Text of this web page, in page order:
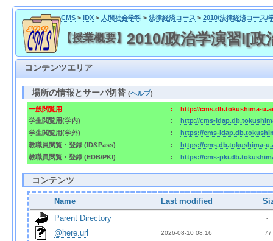
CMS> IDX> 人間社会学科> 法律経済コース > 2010/法律経済コース/
【授業概要】 2010/政治学演習I[政
コンテンツエリア
場所の情報とサーバ切替(ヘルプ)
一般閲覧用 :
http://cms.db.tokushima-
学生閲覧用(学内)
:
http://cms-
学生閲覧用(学外)
:
https://cms-
教職員閲覧・登録 (ID&Pass)
:
https://cms.db.tokushima-
教職員閲覧・登録 (EDB/PKI)
: https://cms-
コンテンツ
Name Last modified
Parent Directory
  -
@here.url 2026-08-10 08:16 77